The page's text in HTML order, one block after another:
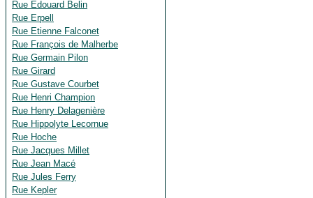
Rue Edouard Belin
Rue Erpell
Rue Etienne Falconet
Rue François de Malherbe
Rue Germain Pilon
Rue Girard
Rue Gustave Courbet
Rue Henri Champion
Rue Henry Delagenière
Rue Hippolyte Lecornue
Rue Hoche
Rue Jacques Millet
Rue Jean Macé
Rue Jules Ferry
Rue Kepler